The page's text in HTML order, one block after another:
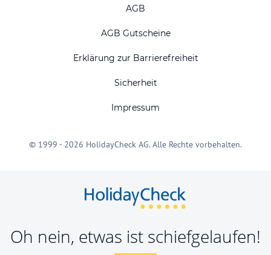
AGB
AGB Gutscheine
Erklärung zur Barrierefreiheit
Sicherheit
Impressum
© 1999 - 2026 HolidayCheck AG. Alle Rechte vorbehalten.
Oh nein, etwas ist schiefgelaufen!